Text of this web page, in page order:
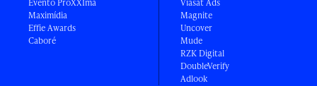
Evento ProXXIma
Maximídia
Effie Awards
Caboré
Viasat Ads
Magnite
Uncover
Mude
RZK Digital
DoubleVerify
Adlook